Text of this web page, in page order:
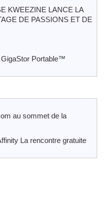
KWEEZINE LANCE LA
DE PASSIONS ET DE
GigaStor Portable™
au sommet de la
La rencontre gratuite